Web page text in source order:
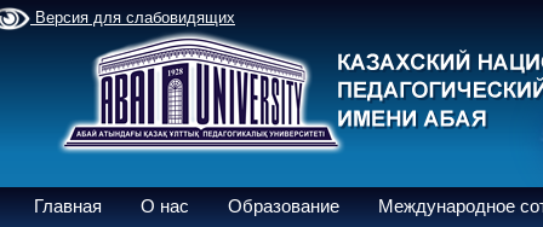
Версия для слабовидящих
Главная О нас Образование
Международное